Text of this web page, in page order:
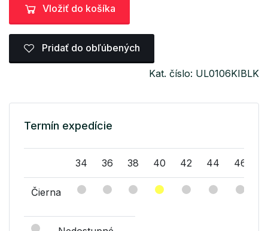
Vložiť do košíka
Pridať do obľúbených
Kat. číslo: UL0106KIBLK
Termín expedície
34 36 38 40 42 44 46
Čierna